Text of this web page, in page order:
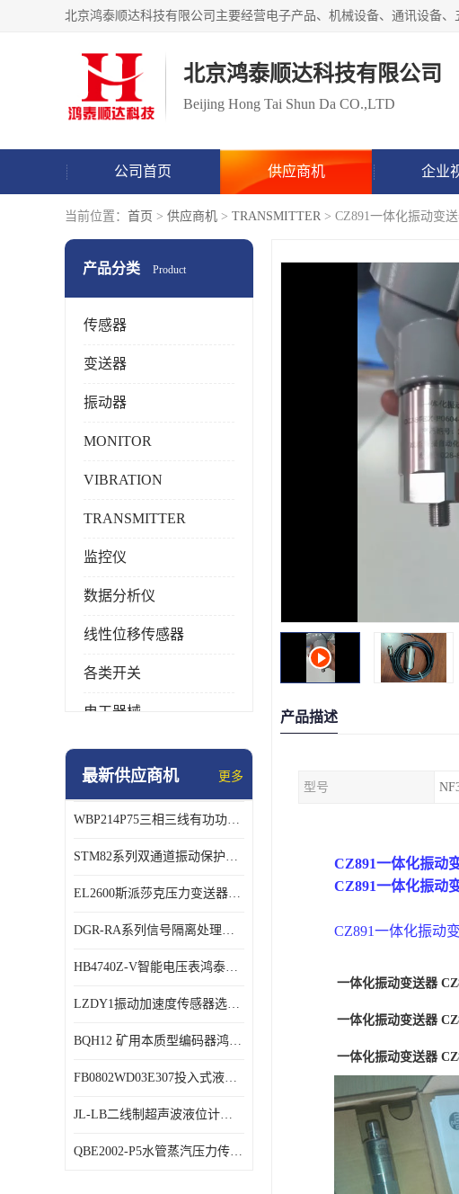
北京鸿泰顺达科技有限公司
Beijing Hong Tai Shun Da CO.,LTD
公司首页 供应商机 企业
当前位置： 首页 > 供应商机 > TRANSMITTER > CZ891一体化振动变
产品分类 Product
传感器
变送器
振动器
MONITOR
VIBRATION
TRANSMITTER
监控仪
数据分析仪
线性位移传感器
各类开关
电工器械
模块化产品
特殊用处传感器
特殊用途变送器
最新供应商机 更多
WBP214P75三相三线有功功率传感器鸿泰顺达产品稳定性好
STM82系列双通道振动保护表鸿泰产品技术规格
EL2600斯派莎克压力变送器技术规格
DGR-RA系列信号隔离处理器鸿泰产品技术规格
HB4740Z-V智能电压表鸿泰产品外形美观大方
LZDY1振动加速度传感器选型资料
BQH12 矿用本质型编码器鸿泰产品实物展示
FB0802WD03E307投入式液位计鸿泰产品选型参数
JL-LB二线制超声波液位计鸿泰产品外形美观大方
QBE2002-P5水管蒸汽压力传感器西门子产品技术规格
产品描述
型号
CZ891一体化振动
CZ891一体化振动
CZ891一体化振动
一体化振动变送器
一体化振动变送器
一体化振动变送器